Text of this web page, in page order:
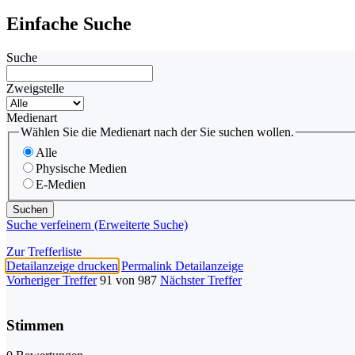
Einfache Suche
Suche
Zweigstelle
Medienart
Wählen Sie die Medienart nach der Sie suchen wollen.
Alle
Physische Medien
E-Medien
Suche verfeinern (Erweiterte Suche)
Zur Trefferliste
Detailanzeige drucken Permalink Detailanzeige
Vorheriger Treffer 91 von 987 Nächster Treffer
Stimmen